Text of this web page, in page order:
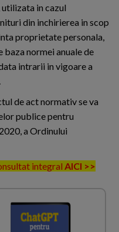
utilizata in cazul
din inchirierea in scop
proprietate personala,
baza normei anuale de
intrarii in vigoare a
de act normativ se va
publice pentru
a Ordinului
integral AICI >>